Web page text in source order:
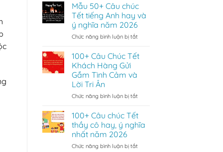
Phê
Hoàn
Hảo
sữa
–
Bí
Mật
Sau
Của
Việt
Mẫu 50+ Câu chúc
Tết tiếng Anh hay và
ý nghĩa năm 2026
Chức năng bình luận bị tắtở
50+
Câu
Anh
và
ý
nghĩa
2026
100+ Câu Chúc Tết
Khách Hàng Gửi
Gắm Tình Cảm và
Lời Tri Ân
Chức năng bình luận bị tắtở
Câu
Chúc
Tết
Hàng
100+ Câu chúc Tết
thầy cô hay, ý nghĩa
nhất năm 2026
Chức năng bình luận bị tắtở